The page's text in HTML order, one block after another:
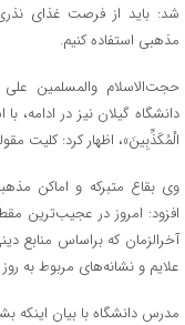
شد: باید از فرصت غذای
مذهبی استفاده کنیم.
حجت‌الاسلام ‌والمسلمین
دانشگاه گیلان نیز در ادامه،
الْمُکَذِّبِینَ»، اظهار کرد: کلیت
وی بقاع متبرکه و اماکن
افزود: امروز در عجیب‌ترین
آخرالزمان که براساس منابع
علایم و نشانه‌های مربوط به
مدرس دانشگاه با بیان اینکه